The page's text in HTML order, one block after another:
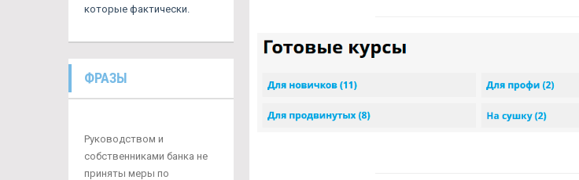
которые фактически.
ФРАЗЫ
Руководством и
собственниками банка не
приняты меры по